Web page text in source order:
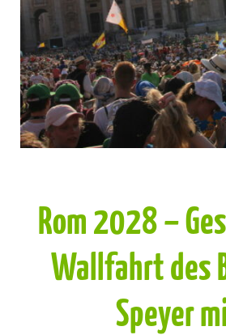
Rom 2028 –
Wallfahrt des
Speyer